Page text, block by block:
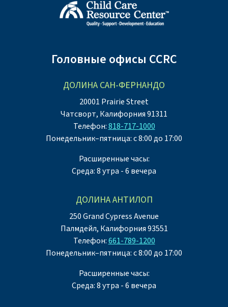
Головные офисы CCRC
ДОЛИНА САН-ФЕРНАНДО
20001 Prairie Street
Чатсворт, Калифорния 91311
Телефон:818-717-1000
Понедельник–пятница: с 8:00 до 17:00
Расширенные часы:
Среда: 8 утра - 6 вечера
ДОЛИНА АНТИЛОП
250 Grand Cypress Avenue
Палмдейл, Калифорния 93551
Телефон:661-789-1200
Понедельник–пятница: с 8:00 до 17:00
Расширенные часы:
Среда: 8 утра - 6 вечера